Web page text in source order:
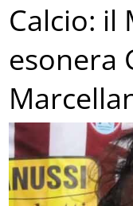
Calcio: il
esonera